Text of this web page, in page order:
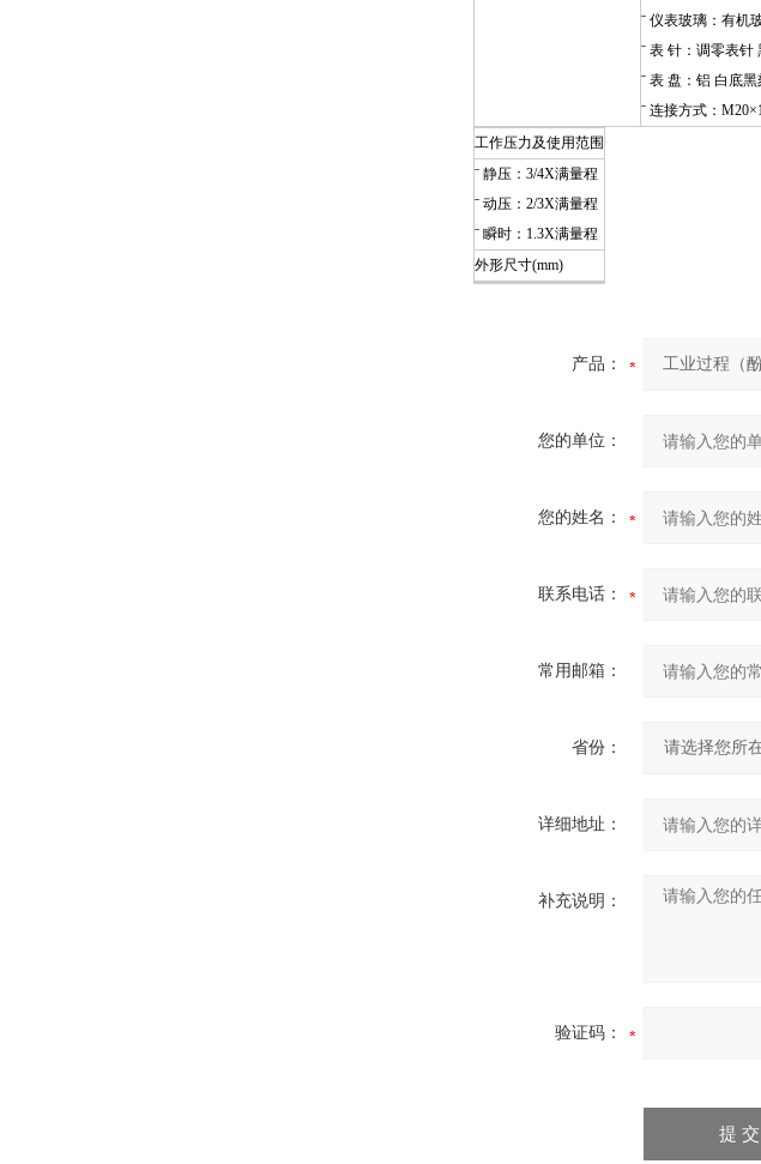
ˉ 仪表玻璃：有机
ˉ 表 针：调零表针
ˉ 表 盘：铝 白底
ˉ 连接方式：
工作压力及使用范围
ˉ 静压：3/4X满量程
ˉ 动压：2/3X满量程
ˉ 瞬时：1.3X满量程
外形尺寸(mm)
产品：
您的单位：
您的姓名：
联系电话：
常用邮箱：
省份：
详细地址：
补充说明：
验证码：